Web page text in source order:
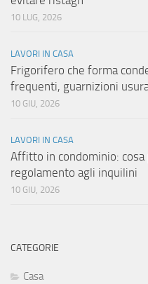
10 LUG, 2026
LAVORI IN CASA
Frigorifero che forma
frequenti, guarnizioni
10 GIU, 2026
LAVORI IN CASA
Affitto in condominio:
regolamento agli inquilini
10 GIU, 2026
CATEGORIE
Casa